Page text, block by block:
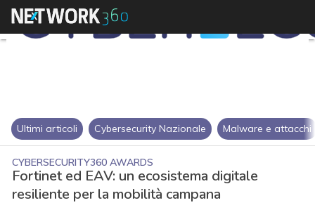
Ultimi articoli Cybersecurity Nazionale Malware e attacchi
CYBERSECURITY360 AWARDS
Fortinet ed EAV: un ecosistema digitale
resiliente per la mobilità campana